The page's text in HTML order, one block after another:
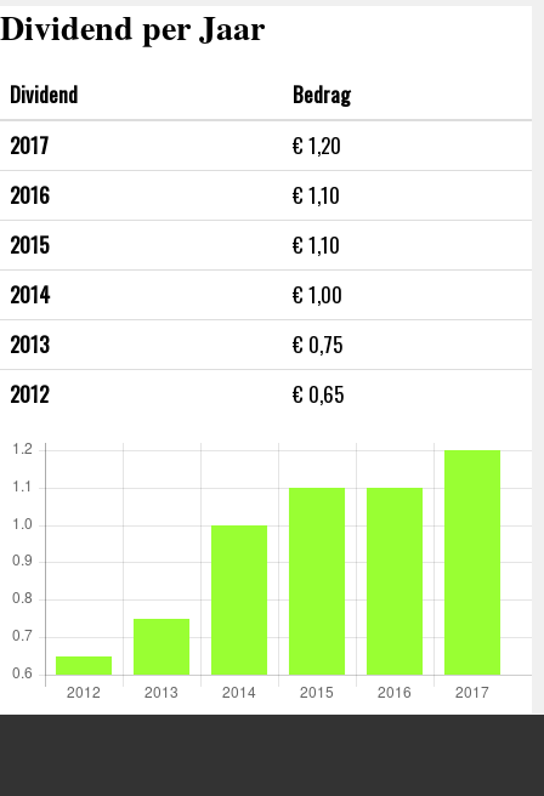
Dividend per Jaar
Dividend
Bedrag
2017
€ 1,20
2016
€ 1,10
2015
€ 1,10
2014
€ 1,00
2013
€ 0,75
2012
€ 0,65